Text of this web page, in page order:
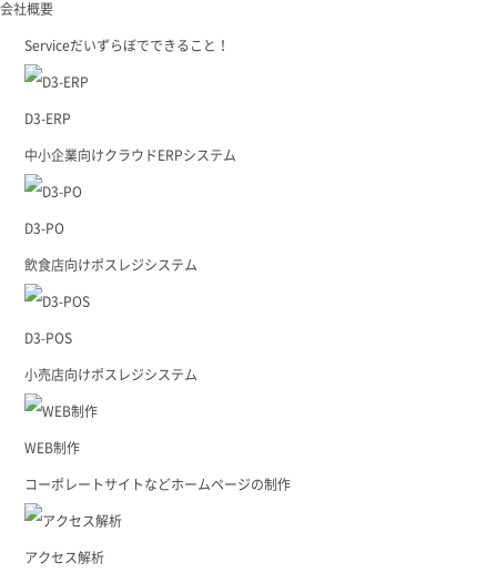
会社概要
Serviceだいずらぼでできること！
D3-ERP
中小企業向けクラウドERPシステム
D3-PO
飲食店向けポスレジシステム
D3-POS
小売店向けポスレジシステム
WEB制作
コーポレートサイトなどホームページの制作
アクセス解析